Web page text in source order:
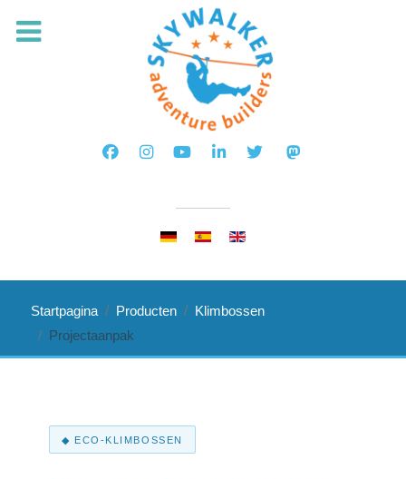
Startpagina Producten
Klimbossen
Projectaanpak
◆ ECO-KLIMBOSSEN